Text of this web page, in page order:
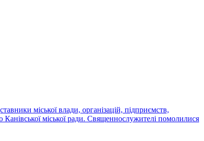
міської влади, організацій, підприємств,
міської ради. Священнослужителі помолилися